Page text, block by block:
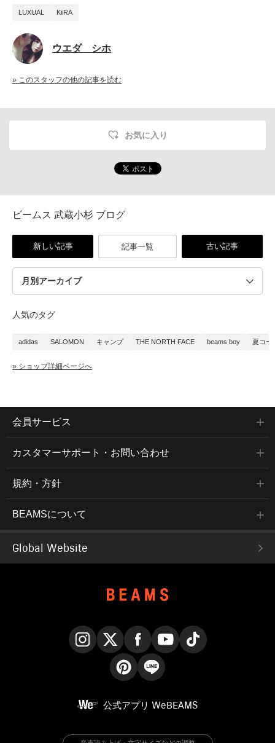
LUXUAL KiiRA
ウエダ シホ
» このスタッフの他の記事を読む
お気に入り
ビームス 武蔵小杉 ブログ
新しい記事 記事一覧 古い記事
人気のタグ
adidas SALOMON キャンプ THE NORTH FACE beams boy 夏コー
» ショップ詳細ページへ
会員サービス
カスタマーサポート・お問い合わせ
規約・方針
BEAMSについて
Global Website
公式アプリ WeBEAMS